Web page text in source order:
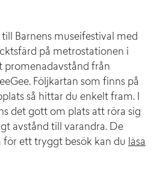
Barnens museifestival med
på metrostationen i
promenadavstånd från
Följkartan som finns på
så hittar du enkelt fram. I
det gott om plats att röra sig
avstånd till varandra. De
för ett tryggt besök kan du läsa